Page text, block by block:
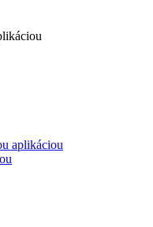
aplikáciou